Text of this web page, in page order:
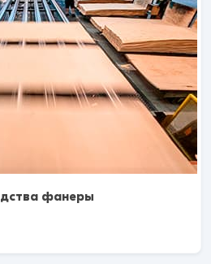
фанеры